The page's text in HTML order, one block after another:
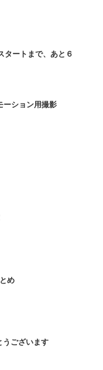
タートまで、あと６
ーション用撮影
め
うございます